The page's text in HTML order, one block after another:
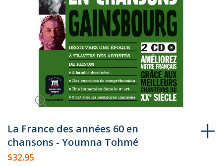
to
the
beginning
of
La France des années 60 en
chansons - Youmna Tohmé
$32.95